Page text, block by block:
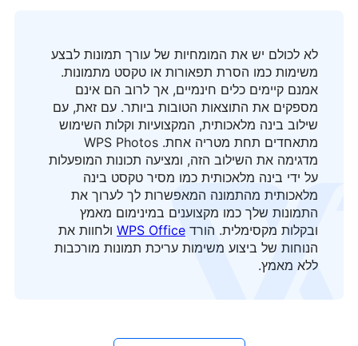
לא לכולם יש את המומחיות של עורך תמונות לבצע
משימות כמו הסרת תפאורות או טקסט מתמונות.
אמנם קיימים כלים חינמיים, אך לרוב הם אינם
מספקים את התוצאות הטובות ביותר. עם זאת, עם
שילוב בינה מלאכותית, המקצועיות וקלות השימוש
מתאחדים תחת מטריה אחת. WPS Photos
מדגימה את השילוב הזה, ומציעה תכונות המופעלות
על ידי בינה מלאכותית כמו מסיר טקסט בינה
מלאכותית מהתמונה המאפשרות לך לערוך את
התמונות שלך כמו מקצוענים במינימום מאמץ
ובקלות מקסימלית. הורד WPS Office ולחוות את
הנוחות של ביצוע משימות עריכת תמונות מורכבות
ללא מאמץ.